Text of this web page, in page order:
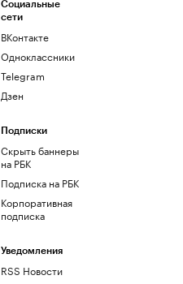
Социальные
сети
ВКонтакте
Одноклассники
Telegram
Дзен
Подписки
Скрыть баннеры
на РБК
Подписка на РБК
Корпоративная
подписка
Уведомления
RSS Новости